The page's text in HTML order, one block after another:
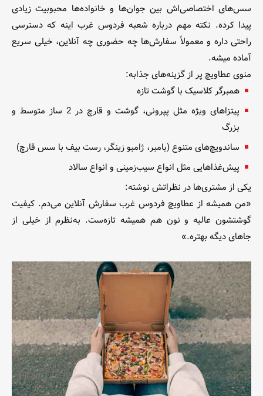
سس‌های اختصاصی‌اش بین جوان‌ها و خانواده‌ها محبوبیت زیادی
پیدا کرده. نکته مهم درباره شعبه فردوس غرب اینه که دسترسی
راحتی داره و معمولاً سفارش‌ها چه حضوری چه آنلاین، خیلی سریع
آماده میشه.
منوی عطاویچ پر از گزینه‌های جذابه:
همبرگر کلاسیک با گوشت تازه
پیتزاهای ویژه مثل پپرونی، گوشت و قارچ در 2 ساز متوسط و
بزرگ
ساندویچ‌های متنوع (بامبر، ژامبو زینگر، رست بیف با سس قارچ)
پیش‌غذاهایی مثل انواع سیب‌زمینی و انواع سالاد
یکی از مشتری‌ها در نظراتش نوشته:
«من همیشه از عطاویچ فردوس غرب سفارش آنلاین می‌دم. کیفیت
گوشتشون عالیه و نون هم همیشه تازه‌ست. به‌نظرم از خیلی از
جاهای دیگه بهتره.»